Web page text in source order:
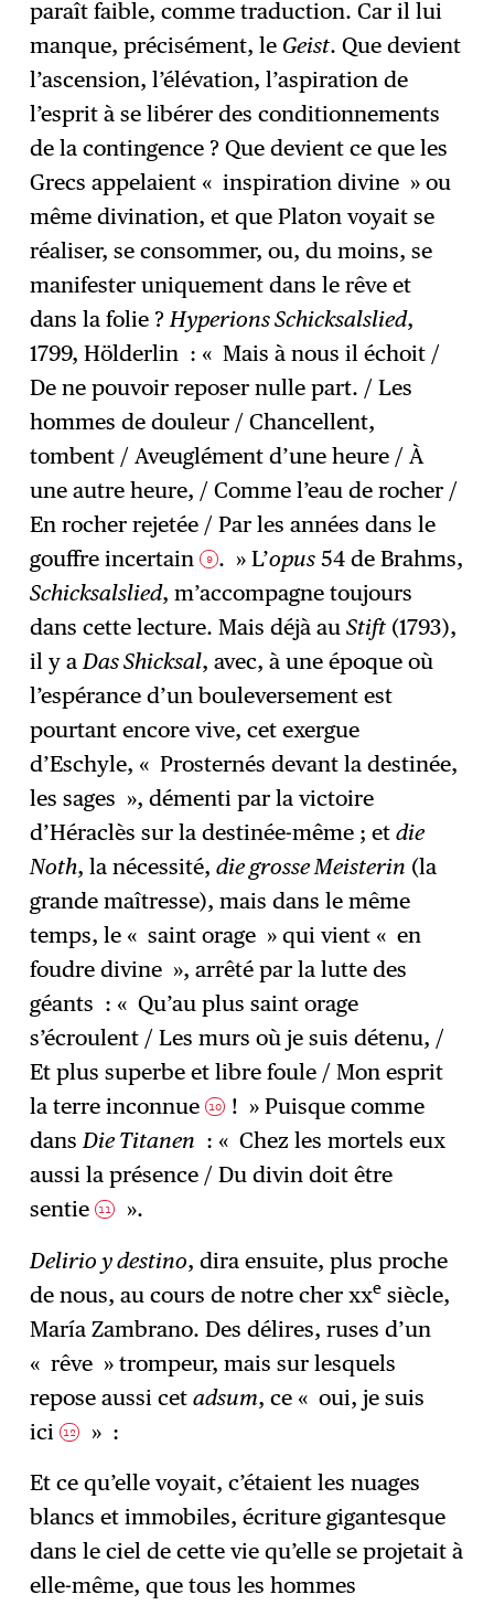
paraît faible, comme traduction. Car il lui
manque, précisément, le Geist. Que devient
l’ascension, l’élévation, l’aspiration de
l’esprit à se libérer des conditionnements
de la contingence ? Que devient ce que les
Grecs appelaient « inspiration divine » ou
même divination, et que Platon voyait se
réaliser, se consommer, ou, du moins, se
manifester uniquement dans le rêve et
dans la folie ? Hyperions Schicksalslied,
1799, Hölderlin : « Mais à nous il échoit /
De ne pouvoir reposer nulle part. / Les
hommes de douleur / Chancellent,
tombent / Aveuglément d’une heure / À
une autre heure, / Comme l’eau de rocher /
En rocher rejetée / Par les années dans le
gouffre incertain 9 . » L’opus 54 de Brahms,
Schicksalslied, m’accompagne toujours
dans cette lecture. Mais déjà auStift (1793),
il y a Das Shicksal, avec, à une époque où
l’espérance d’un bouleversement est
pourtant encore vive, cet exergue
d’Eschyle, « Prosternés devant la destinée,
les sages », démenti par la victoire
d’Héraclès sur la destinée-même ; etdie
Noth, la nécessité,die grosse Meisterin (la
grande maîtresse), mais dans le même
temps, le « saint orage » qui vient « en
foudre divine », arrêté par la lutte des
géants : « Qu’au plus saint orage
s’écroulent / Les murs où je suis détenu, /
Et plus superbe et libre foule / Mon esprit
la terre inconnue10 ! » Puisque comme
dans Die Titanen : « Chez les mortels eux
aussi la présence / Du divin doit être
sentie11
».
Delirio y destino, dira ensuite, plus proche
de nous, au cours de notre cher xxe siècle,
María Zambrano. Des délires, ruses d’un
« rêve » trompeur, mais sur lesquels
repose aussi cetadsum, ce « oui, je suis
ici12
» :
Et ce qu’elle voyait, c’étaient les nuages
blancs et immobiles, écriture gigantesque
dans le ciel de cette vie qu’elle se projetait à
elle-même, que tous les hommes